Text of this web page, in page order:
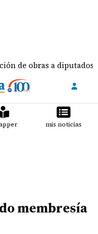
a diputados
mis noticias
membresía